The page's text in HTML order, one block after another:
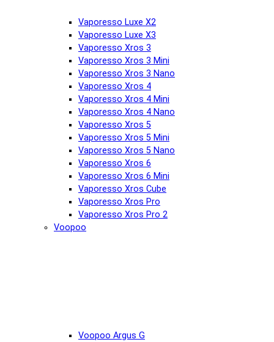
Vaporesso Luxe X2
Vaporesso Luxe X3
Vaporesso Xros 3
Vaporesso Xros 3 Mini
Vaporesso Xros 3 Nano
Vaporesso Xros 4
Vaporesso Xros 4 Mini
Vaporesso Xros 4 Nano
Vaporesso Xros 5
Vaporesso Xros 5 Mini
Vaporesso Xros 5 Nano
Vaporesso Xros 6
Vaporesso Xros 6 Mini
Vaporesso Xros Cube
Vaporesso Xros Pro
Vaporesso Xros Pro 2
Voopoo
Voopoo Argus G